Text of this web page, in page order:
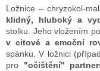
Ložnice – chryzokol-
klidný, hluboký a
stolku. Jeho vložením
v citové a emoční
spánku. V ložnici
pro "očištění"